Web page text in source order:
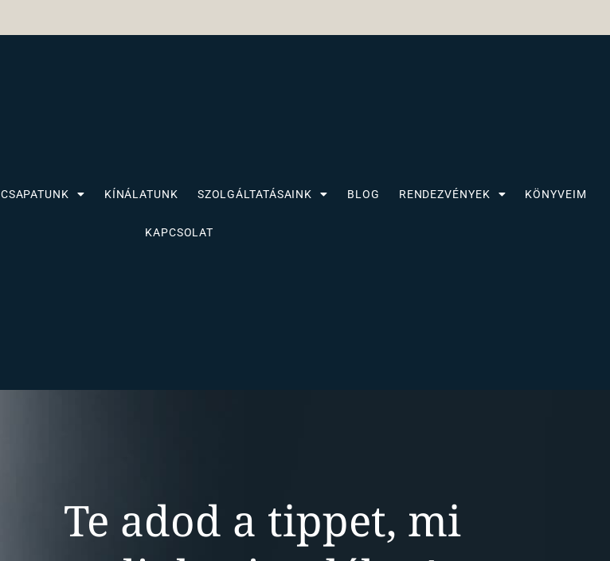
CSAPATUNK KÍNÁLATUNK SZOLGÁLTATÁSAINK BLOG RENDEZVÉNYEK KÖNYVEIM
KAPCSOLAT
Te adod a tippet, mi